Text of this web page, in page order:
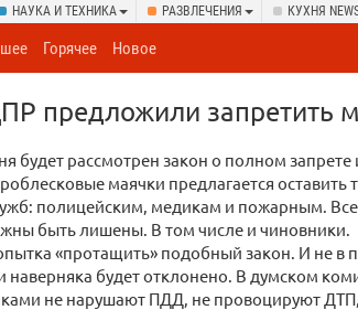
НАУКА И ТЕХНИКА РАЗВЛЕЧЕНИЯ КУХНЯ
Горячее Новое
предложили запретить
будет рассмотрен закон о полном запрете
маячки предлагается
полицейским, медикам и пожарным.
быть лишены. В том числе и чиновники.
«протащить» подобный закон. И не в
наверняка будет отклонено. В думском
не нарушают ПДД, не провоцируют ДТП,